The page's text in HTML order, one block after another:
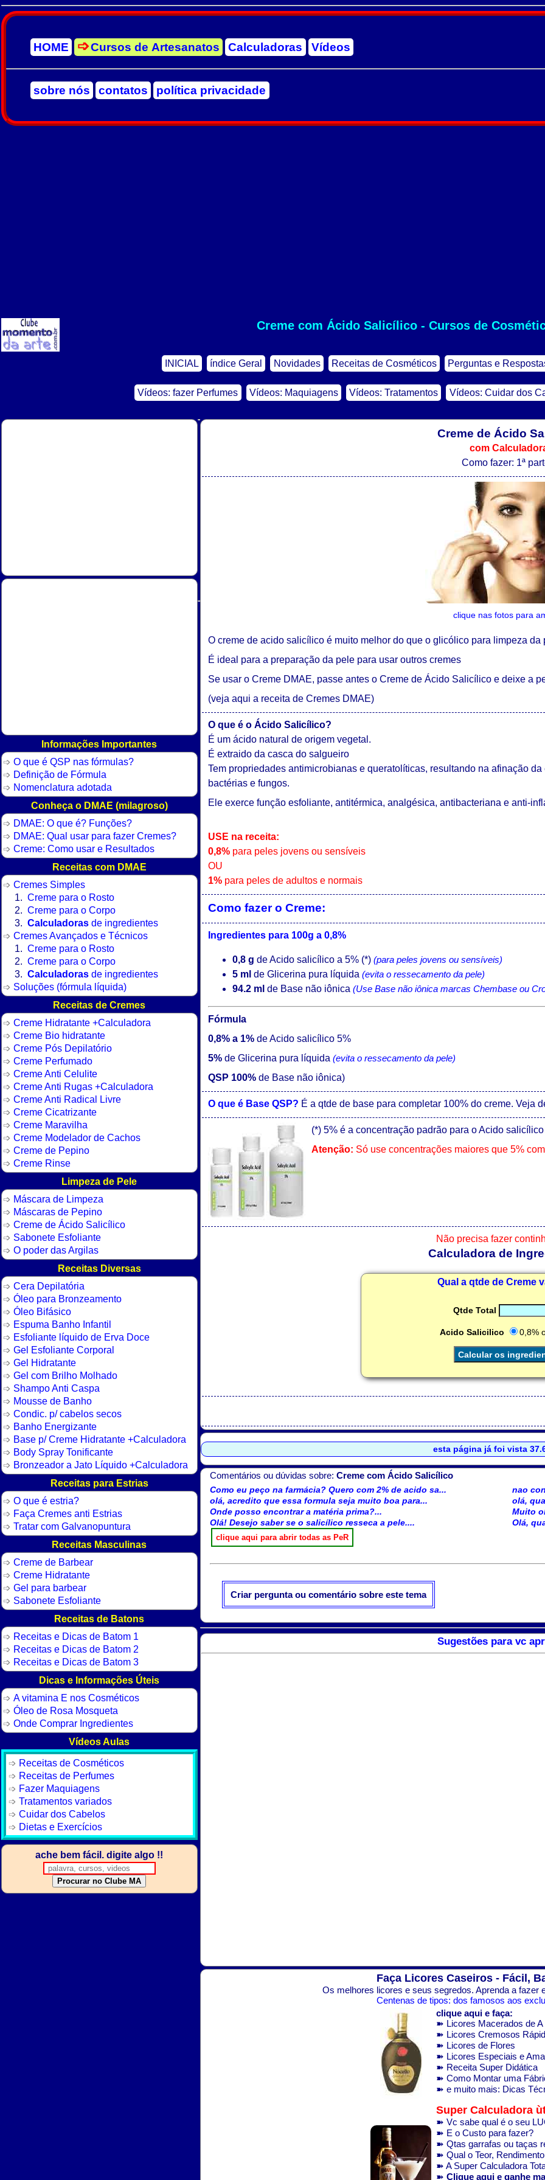
HOME Cursos de Artesanatos Calculadoras Vídeos
sobre nós contatos política privacidade
Creme com Ácido Salicílico - Cursos de
INICIAL índice Geral Novidades Receitas de Cosméticos Perguntas e
Vídeos: fazer Perfumes Vídeos: Maquiagens Vídeos: Tratamentos Vídeos: Cuidar dos
Creme de Ácido
com
Como fazer: 1ª
clique nas fotos para
O creme de acido salicílico é muito melhor do que o glicólico para limpeza da
É ideal para a preparação da pele para usar outros cremes
Se usar o Creme DMAE, passe antes o Creme de Ácido Salicílico e deixe a
(veja aqui a receita de Cremes DMAE)
O que é o Ácido Salicílico?
É um ácido natural de origem vegetal.
É extraido da casca do salgueiro
Tem propriedades antimicrobianas e queratolíticas, resultando na afinação
bactérias e fungos.
Ele exerce função esfoliante, antitérmica, analgésica, antibacteriana e anti-
USE na receita:
0,8%para peles jovens ou sensíveis
OU
1%para peles de adultos e normais
Como fazer o Creme:
Ingredientes para 100g a 0,8%
0,8 g de Acido salicílico a 5% (*) (para peles jovens ou sensíveis)
5 ml de Glicerina pura líquida (evita o ressecamento da pele)
94.2 ml de Base não iônica (Use Base não iônica marcas Chembase ou
Fórmula
0,8% a 1%de Acido salicílico 5%
5%de Glicerina pura líquida (evita o ressecamento da pele)
QSP 100%de Base não iônica)
O que é Base QSP? É a qtde de base para completar 100% do creme. Veja
(*) 5% é a concentração padrão para o Acido
Atenção: Só use concentrações maiores que 5%
Não precisa fazer
Calculadora de
Qual a qtde de Creme
esta página já foi vista
Comentários ou dúvidas sobre: Creme com Ácido Salicílico
Como eu peço na farmácia? Quero com 2% de acido sa...
nao
olá, acredito que essa formula seja muito boa para...
olá,
Onde posso encontrar a matéria prima?...
Muito
Olá! Desejo saber se o salicílico resseca a pele....
Olá,
Criar pergunta ou comentário sobre este tema
Sugestões para vc
Faça Licores Caseiros - Fácil,
Os melhores licores e seus segredos. Aprenda a fazer
Centenas de tipos: dos famosos aos
clique aqui e faça:
➽ Licores Macerados de A
➽ Licores Cremosos
➽ Licores de Flores
➽ Licores Especiais e
➽ Receita Super Didática
➽ Como Montar uma
➽ e muito mais: Dicas
Super Calculadora
➽ Vc sabe qual é o seu
➽ E o Custo para fazer?
➽ Qtas garrafas ou taças
➽ Qual o Teor,
➽ A Super Calculadora
➽ Clique aqui e ganhe
Informações Importantes
O que é QSP nas fórmulas?
Definição de Fórmula
Nomenclatura adotada
Conheça o DMAE (milagroso)
DMAE: O que é? Funções?
DMAE: Qual usar para fazer Cremes?
Creme: Como usar e Resultados
Receitas com DMAE
Cremes Simples
Creme para o Rosto
Creme para o Corpo
Calculadorasde ingredientes
Cremes Avançados e Técnicos
Creme para o Rosto
Creme para o Corpo
Calculadorasde ingredientes
Soluções (fórmula líquida)
Receitas de Cremes
Creme Hidratante +Calculadora
Creme Bio hidratante
Creme Pós Depilatório
Creme Perfumado
Creme Anti Celulite
Creme Anti Rugas +Calculadora
Creme Anti Radical Livre
Creme Cicatrizante
Creme Maravilha
Creme Modelador de Cachos
Creme de Pepino
Creme Rinse
Limpeza de Pele
Máscara de Limpeza
Máscaras de Pepino
Creme de Ácido Salicílico
Sabonete Esfoliante
O poder das Argilas
Receitas Diversas
Cera Depilatória
Óleo para Bronzeamento
Óleo Bifásico
Espuma Banho Infantil
Esfoliante líquido de Erva Doce
Gel Esfoliante Corporal
Gel Hidratante
Gel com Brilho Molhado
Shampo Anti Caspa
Mousse de Banho
Condic. p/ cabelos secos
Banho Energizante
Base p/ Creme Hidratante +Calculadora
Body Spray Tonificante
Bronzeador a Jato Líquido +Calculadora
Receitas para Estrias
O que é estria?
Faça Cremes anti Estrias
Tratar com Galvanopuntura
Receitas Masculinas
Creme de Barbear
Creme Hidratante
Gel para barbear
Sabonete Esfoliante
Receitas de Batons
Receitas e Dicas de Batom 1
Receitas e Dicas de Batom 2
Receitas e Dicas de Batom 3
Dicas e Informações Úteis
A vitamina E nos Cosméticos
Óleo de Rosa Mosqueta
Onde Comprar Ingredientes
Vídeos Aulas
Receitas de Cosméticos
Receitas de Perfumes
Fazer Maquiagens
Tratamentos variados
Cuidar dos Cabelos
Dietas e Exercícios
ache bem fácil. digite algo !!
Procurar no Clube MA